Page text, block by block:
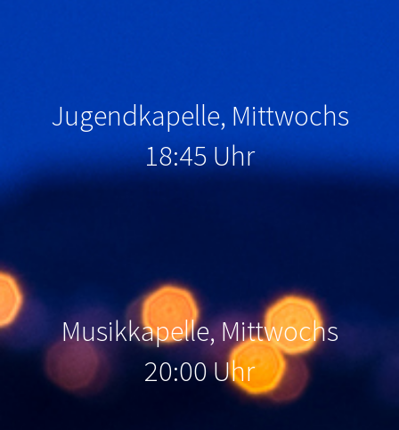
Jugendkapelle, Mittwochs
18:45 Uhr
Musikkapelle, Mittwochs
20:00 Uhr